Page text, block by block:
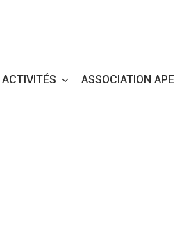
ACTIVITÉS ASSOCIATION APE